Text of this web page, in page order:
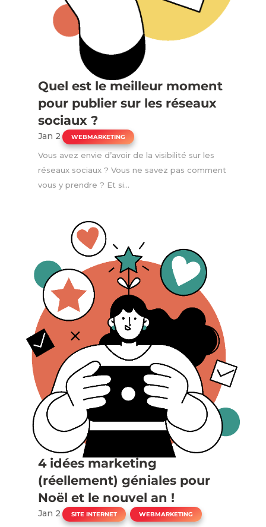
Quel est le meilleur moment
pour publier sur les réseaux
sociaux ?
Jan 2 | WEBMARKETING
Vous avez envie d’avoir de la visibilité sur les
réseaux sociaux ? Vous ne savez pas comment
vous y prendre ? Et si...
4 idées marketing
(réellement) géniales pour
Noël et le nouvel an !
Jan 2 | SITE INTERNET , WEBMARKETING